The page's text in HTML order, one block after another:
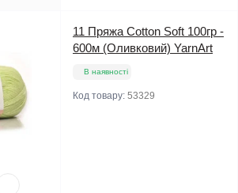
11 Пряжа Cotton Soft 100гр -
600м (Оливковий) YarnArt
В наявності
Код товару: 53329